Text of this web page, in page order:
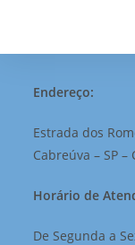
Endereço:
Estrada dos
Cabreúva – SP –
Horário de
De Segunda a